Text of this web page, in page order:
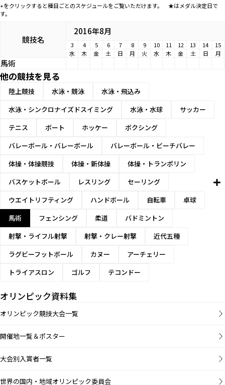
+をクリックすると種目ごとのスケジュールをご覧いただけます。 ★はメダル決定日で
す。
競技名
2016年8月
3 4 5 6 7 8 9 10 11 12 13 14
15
水
木 金 土 日 月 火 水 木 金 土 日 月
馬術
他の競技を見る
陸上競技 水泳・競泳
水泳・飛込み
水泳・シンクロナイズドスイミング
水泳・水球
サッカー
テニス
ボート ホッケー
ボクシング
バレーボール・バレーボール
バレーボール・ビーチバレー
体操・体操競技
体操・新体操
体操・トランポリン
バスケットボール
レスリング
セーリング
ウエイトリフティング
ハンドボール 自転車
卓球
馬術
フェンシング 柔道
バドミントン
射撃・ライフル射撃
射撃・クレー射撃
近代五種
ラグビーフットボール
カヌー
アーチェリー
トライアスロン
ゴルフ テコンドー
オリンピック資料集
オリンピック競技大会一覧
開催地一覧＆ポスター
大会別入賞者一覧
世界の国内・地域オリンピック委員会